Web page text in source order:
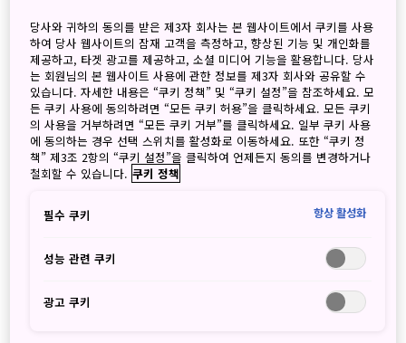
오사카 우메키타(Umekita) 구역에 위치한 Waldorf Astoria
Osaka(월도프 아스토리아 오사카)는 2024년에 문을 연 럭셔
리 5성급 호텔입니다.
월도프 아스토리아 오사카는 간사이의 심장부에서 럭셔리의
새로운 기준을 세우고 있습니다. 2025년 Asia’s Leading
New Hotel 을 수상 하여 세계적 명성을 입증한 이곳은, 일본
전통 쇼지가미(장지, 창호지)와 아르데코 디자인이 어우러진
공간에서 도시의 파노라마 뷰를 감상하며 세계적 수준의 다이
닝과 스파를 즐길 수 있습니다.
습니다. 극장형 최대 576명(연회 300명) 가능한 그랜드 볼룸
을 비롯하여, 프라이빗 미팅룸까지 다양한 크기의 연회장을 갖
추고, 글로벌 기업과 VIP 고객을 위한 맞춤형 서비스로 성공적
당사와 귀하의 동의를 받은 제3자 회사는 본 웹사이트에서 쿠키를 사용
하여 당사 웹사이트의 잠재 고객을 측정하고, 향상된 기능 및 개인화를
제공하고, 타겟 광고를 제공하고, 소셜 미디어 기능을 활용합니다. 당사
는 회원님의 본 웹사이트 사용에 관한 정보를 제3자 회사와 공유할 수
있습니다. 자세한 내용은 “쿠키 정책” 및 “쿠키 설정”을 참조하세요. 모
든 쿠키 사용에 동의하려면 “모든 쿠키 허용”을 클릭하세요. 모든 쿠키
의 사용을 거부하려면 “모든 쿠키 거부”를 클릭하세요. 일부 쿠키 사용
에 동의하는 경우 선택 스위치를 활성화로 이동하세요. 또한 “쿠키 정
책” 제3조 2항의 “쿠키 설정”을 클릭하여 언제든지 동의를 변경하거나
철회할 수 있습니다. 쿠키 정책
필수 쿠키 항상 활성화
성능 관련 쿠키
광고 쿠키